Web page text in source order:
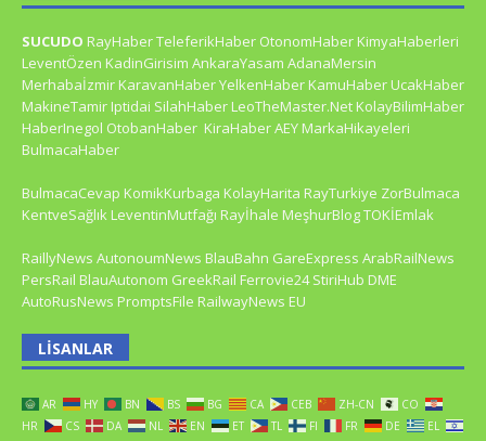
SUCUDO RayHaberTeleferikHaber OtonomHaber KimyaHaberleri
LeventÖzen KadinGirisim AnkaraYasam AdanaMersin
Merhabaİzmir KaravanHaberYelkenHaber KamuHaber UcakHaber
MakineTamir Iptidai SilahHaber LeoTheMaster.Net KolayBilimHaber
HaberInegol OtobanHaber KiraHaberAEY MarkaHikayeleri
BulmacaHaber
BulmacaCevap KomikKurbaga KolayHarita RayTurkiye ZorBulmaca
KentveSağlık LeventinMutfağı Rayİhale MeşhurBlogTOKİEmlak
RaillyNews AutonoumNews BlauBahn GareExpress ArabRailNews
PersRail BlauAutonom GreekRail Ferrovie24 StiriHub DME
AutoRusNews PromptsFile RailwayNews EU
LISANLAR
AR HY BN BS BG CA CEB ZH-CN
CO
HR
CS DA NL EN ET TL FI FR DE
EL